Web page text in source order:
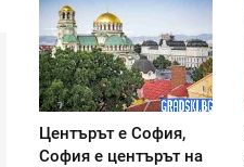
Центърът е София,
София е центърът на